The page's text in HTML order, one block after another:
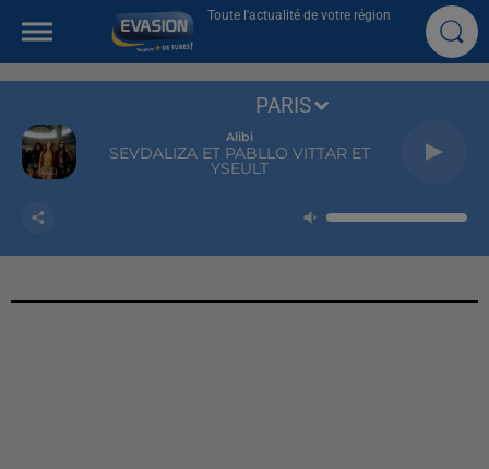
Toute l'actualité de votre région
Alibi
SEVDALIZA ET PABLLO VITTAR ET
YSEULT
PARIS